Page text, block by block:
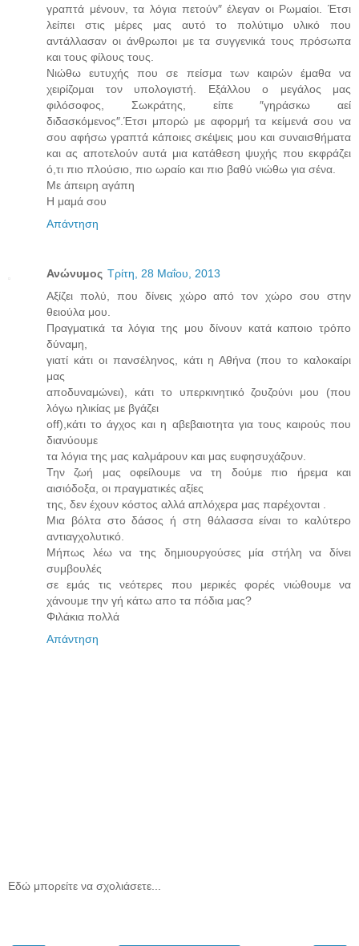
γραπτά μένουν, τα λόγια πετούν″ έλεγαν οι Ρωμαίοι. Έτσι
λείπει στις μέρες μας αυτό το πολύτιμο υλικό που
αντάλλασαν οι άνθρωποι με τα συγγενικά τους πρόσωπα
και τους φίλους τους.
Νιώθω ευτυχής που σε πείσμα των καιρών έμαθα να
χειρίζομαι τον υπολογιστή. Εξάλλου ο μεγάλος μας
φιλόσοφος, Σωκράτης, είπε ″γηράσκω αεί
διδασκόμενος″.Έτσι μπορώ με αφορμή τα κείμενά σου να
σου αφήσω γραπτά κάποιες σκέψεις μου και συναισθήματα
και ας αποτελούν αυτά μια κατάθεση ψυχής που εκφράζει
ό,τι πιο πλούσιο, πιο ωραίο και πιο βαθύ νιώθω για σένα.
Με άπειρη αγάπη
Η μαμά σου
Απάντηση
Ανώνυμος Τρίτη, 28 Μαΐου, 2013
Αξίζει πολύ, που δίνεις χώρο από τον χώρο σου στην
θειούλα μου.
Πραγματικά τα λόγια της μου δίνουν κατά καποιο τρόπο
δύναμη,
γιατί κάτι οι πανσέληνος, κάτι η Αθήνα (που το καλοκαίρι
μας
αποδυναμώνει), κάτι το υπερκινητικό ζουζούνι μου (που
λόγω ηλικίας με βγάζει
off),κάτι το άγχος και η αβεβαιοτητα για τους καιρούς που
διανύουμε
τα λόγια της μας καλμάρουν και μας ευφησυχάζουν.
Την ζωή μας οφείλουμε να τη δούμε πιο ήρεμα και
αισιόδοξα, οι πραγματικές αξίες
της, δεν έχουν κόστος αλλά απλόχερα μας παρέχονται .
Μια βόλτα στο δάσος ή στη θάλασσα είναι το καλύτερο
αντιαγχολυτικό.
Μήπως λέω να της δημιουργούσες μία στήλη να δίνει
συμβουλές
σε εμάς τις νεότερες που μερικές φορές νιώθουμε να
χάνουμε την γή κάτω απο τα πόδια μας?
Φιλάκια πολλά
Απάντηση
Εδώ μπορείτε να σχολιάσετε...